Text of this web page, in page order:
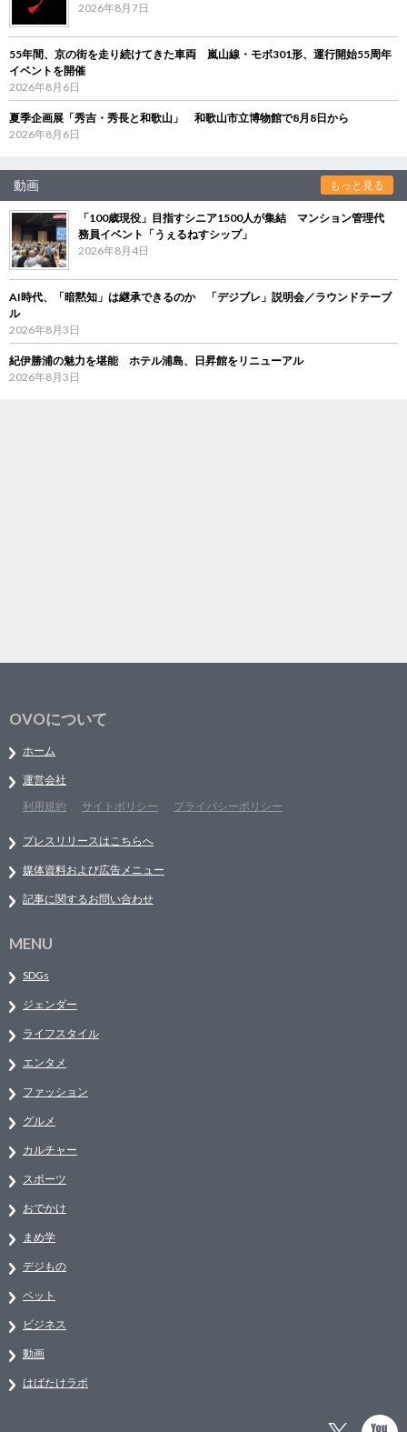
2026年8月7日
55年間、京の街を走り続けてきた車両 嵐山線・モボ301形、運行開始55周年
イベントを開催
2026年8月6日
夏季企画展「秀吉・秀長と和歌山」 和歌山市立博物館で8月8日から
2026年8月6日
動画 もっと見る
「100歳現役」目指すシニア1500人が集結 マンション管理代
務員イベント「うぇるねすシップ」
2026年8月4日
AI時代、「暗黙知」は継承できるのか 「デジブレ」説明会／ラウンドテーブ
ル
2026年8月3日
紀伊勝浦の魅力を堪能 ホテル浦島、日昇館をリニューアル
2026年8月3日
OVOについて
ホーム
運営会社
利用規約
サイトポリシー プライバシーポリシー
プレスリリースはこちらへ
媒体資料および広告メニュー
記事に関するお問い合わせ
MENU
SDGs
ジェンダー
ライフスタイル
エンタメ
ファッション
グルメ
カルチャー
スポーツ
おでかけ
まめ学
デジもの
ペット
ビジネス
動画
はばたけラボ